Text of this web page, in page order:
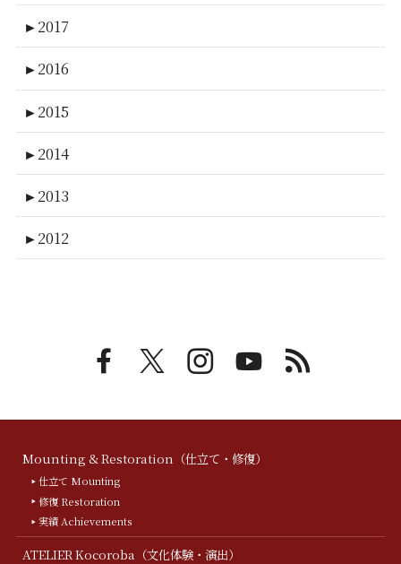
►2017
►2016
►2015
►2014
►2013
►2012
Mounting & Restoration（仕立て・修復）
仕立て Mounting
修復 Restoration
実績 Achievements
ATELIER Kocoroba（文化体験・演出）